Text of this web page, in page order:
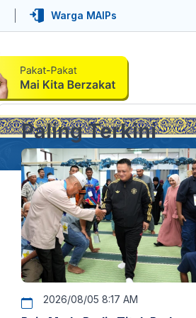
Warga MAIPs
Paling Terkini
2026/08/05 8:17 AM